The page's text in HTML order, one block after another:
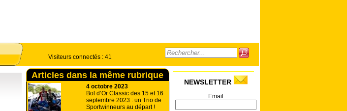
Visiteurs connectés : 41
Articles dans la même rubrique
4 octobre 2023
Bol d’Or Classic des 15 et 16
septembre 2023 : un Trio de
Sportwinneurs au départ !
NEWSLETTER
Email